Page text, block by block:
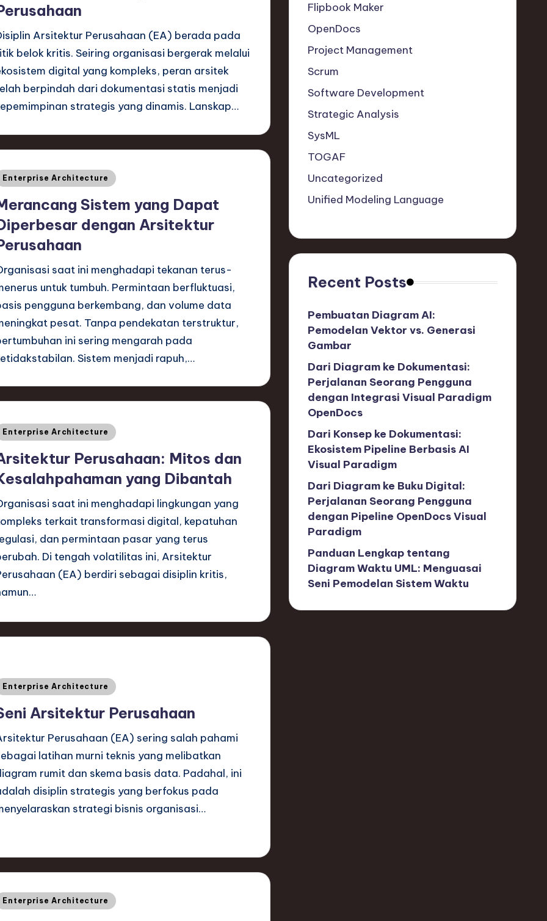
Arsitektur Perusahaan (EA) berada pada
belok kritis. Seiring organisasi bergerak melalui
digital yang kompleks, peran arsitek
berpindah dari dokumentasi statis menjadi
strategis yang dinamis. Lanskap…
Enterprise Architecture
Sistem yang Dapat
dengan Arsitektur
saat ini menghadapi tekanan terus-
untuk tumbuh. Permintaan berfluktuasi,
pengguna berkembang, dan volume data
pesat. Tanpa pendekatan terstruktur,
ini sering mengarah pada
Sistem menjadi rapuh,…
Enterprise Architecture
Perusahaan: Mitos dan
yang Dibantah
saat ini menghadapi lingkungan yang
terkait transformasi digital, kepatuhan
dan permintaan pasar yang terus
Di tengah volatilitas ini, Arsitektur
(EA) berdiri sebagai disiplin kritis,
Enterprise Architecture
Arsitektur Perusahaan
Perusahaan (EA) sering salah pahami
latihan murni teknis yang melibatkan
rumit dan skema basis data. Padahal, ini
disiplin strategis yang berfokus pada
strategi bisnis organisasi…
Enterprise Architecture
Flipbook Maker
OpenDocs
Project Management
Scrum
Software Development
Strategic Analysis
SysML
TOGAF
Uncategorized
Unified Modeling Language
Recent Posts
Pembuatan Diagram AI:
Pemodelan Vektor vs. Generasi
Gambar
Dari Diagram ke Dokumentasi:
Perjalanan Seorang Pengguna
dengan Integrasi Visual Paradigm
OpenDocs
Dari Konsep ke Dokumentasi:
Ekosistem Pipeline Berbasis AI
Visual Paradigm
Dari Diagram ke Buku Digital:
Perjalanan Seorang Pengguna
dengan Pipeline OpenDocs Visual
Paradigm
Panduan Lengkap tentang
Diagram Waktu UML: Menguasai
Seni Pemodelan Sistem Waktu